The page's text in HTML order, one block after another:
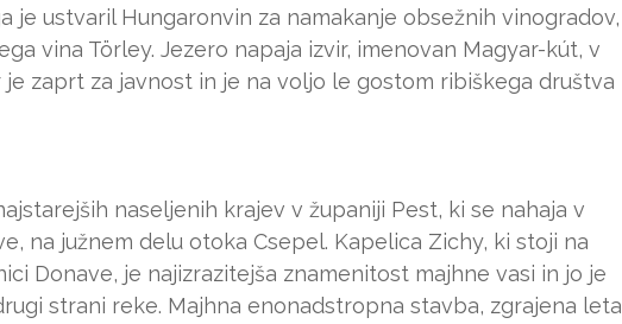
je ustvaril Hungaronvin za namakanje obsežnih vinogradov,
vina Törley. Jezero napaja izvir, imenovan Magyar-kút, v
zaprt za javnost in je na voljo le gostom ribiškega društva
naseljenih krajev v županiji Pest, ki se nahaja v
na južnem delu otoka Csepel. Kapelica Zichy, ki stoji na
Donave, je najizrazitejša znamenitost majhne vasi in jo je
strani reke. Majhna enonadstropna stavba, zgrajena leta